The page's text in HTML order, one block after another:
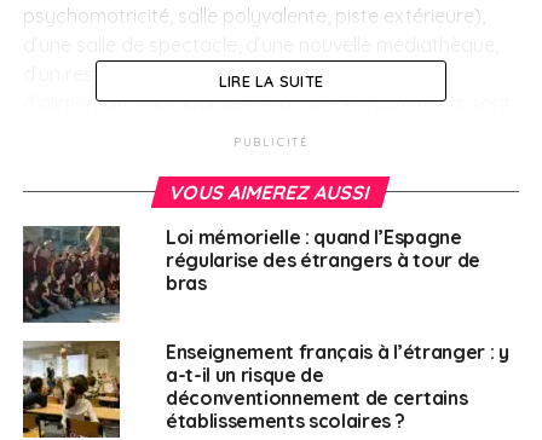
psychomotricité, salle polyvalente, piste extérieure)
d’un restaurant scolaire sur site avec un projet
d’alimentation biologique et local et les bâtiments sont
accessibles pour les élèves en situation de handicap
Son inaugurationau mois d’octobre a été un moment
d’émotions intenses, partagées par tous les acteurs
locaux et françaisqui ont combattu pour qu’aboutisse
ce “chantier“ pas comme les autres !
Inauguration du Lycée Français
international de Palma sur le site de la
Mission laïque Française (MLF)
LIRE LA SUITE
PUBLICITÉ
VOUS AIMEREZ AUSSI
Loi mémorielle : quand l’Espagne
régularise des étrangers à tour de
bras
Enseignement français à l’étranger : y
a-t-il un risque de
déconventionnement de certains
établissements scolaires ?